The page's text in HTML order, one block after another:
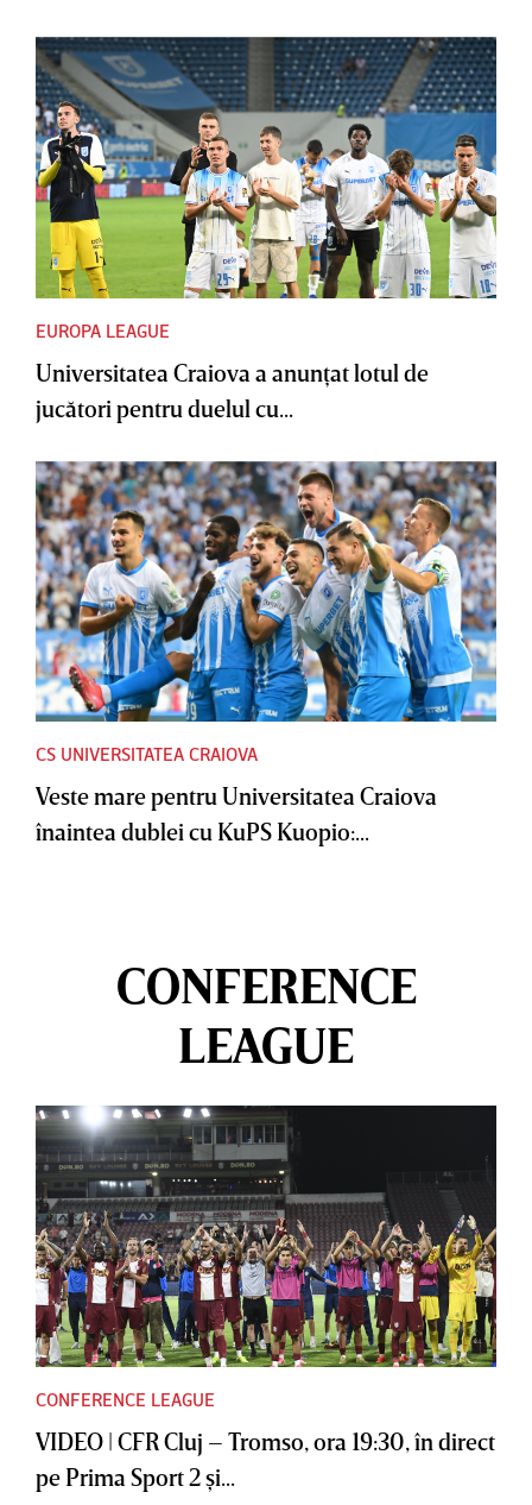
EUROPA LEAGUE
Universitatea Craiova a anunţat lotul de
jucători pentru duelul cu...
CS UNIVERSITATEA CRAIOVA
Veste mare pentru Universitatea Craiova
înaintea dublei cu KuPS Kuopio:...
CONFERENCE
LEAGUE
CONFERENCE LEAGUE
VIDEO | CFR Cluj – Tromso, ora 19:30, în direct
pe Prima Sport 2 şi...